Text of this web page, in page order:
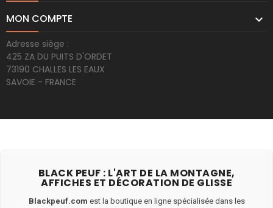
MON COMPTE 
Adresse siège :
425 ZA DU PUITS D'ORDET
73190 CHALLES LES EAUX
SAVOIE - FRANCE
BLACK PEUF : L'ART DE LA MONTAGNE,
AFFICHES ET DÉCORATION DE GLISSE
Blackpeuf.com est la boutique en ligne spécialisée dans les